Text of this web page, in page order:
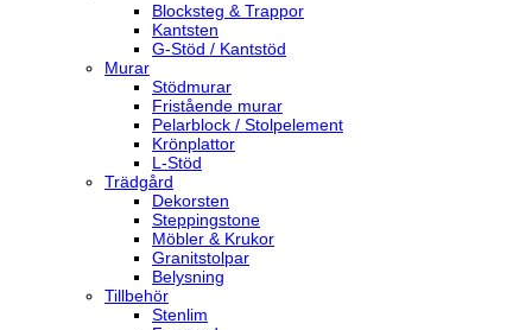
Blocksteg & Trappor
Kantsten
G-Stöd / Kantstöd
Murar
Stödmurar
Fristående murar
Pelarblock / Stolpelement
Krönplattor
L-Stöd
Trädgård
Dekorsten
Steppingstone
Möbler & Krukor
Granitstolpar
Belysning
Tillbehör
Stenlim